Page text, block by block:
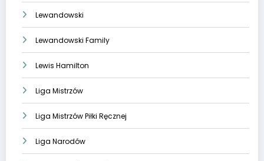
Lewandowski
Lewandowski Family
Lewis Hamilton
Liga Mistrzów
Liga Mistrzów Piłki Ręcznej
Liga Narodów